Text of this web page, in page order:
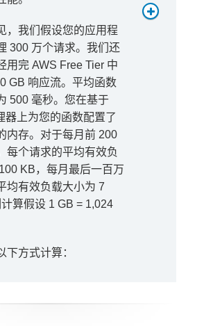
用
1488 万 GB-s *
USD = 248.00 USD
收费：
，我们假设您的应用程
300 万个请求。我们还
用完 AWS Free Tier 中
GB 响应流。平均函数
500 毫秒。您在基于
器上为您的函数配置了
内存。对于每月前 200
每个请求的平均有效负
KB，每月最后一百万
均有效负载大小为 7
算假设 1 GB = 1,024
下方式计算：
计算费用